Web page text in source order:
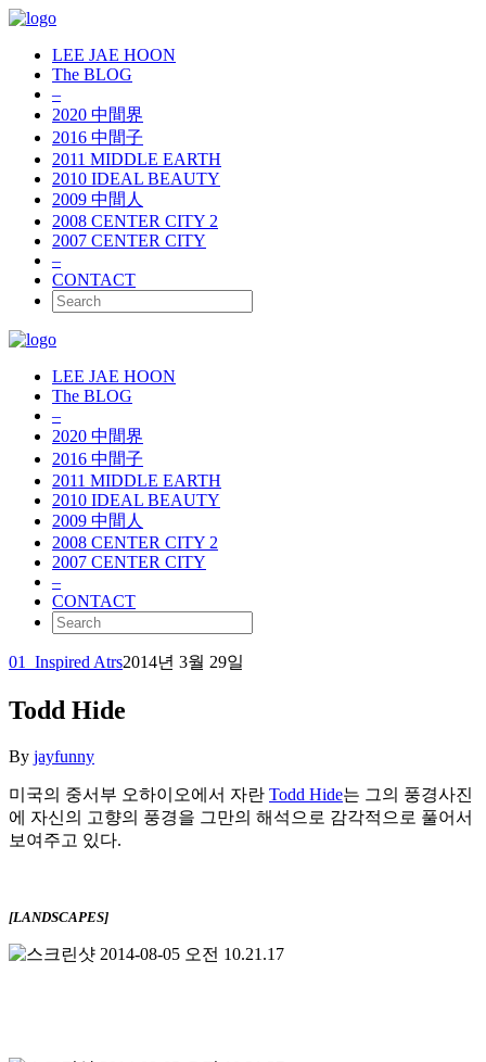
LEE JAE HOON
The BLOG
–
2020 中間界
2016 中間子
2011 MIDDLE EARTH
2010 IDEAL BEAUTY
2009 中間人
2008 CENTER CITY 2
2007 CENTER CITY
–
CONTACT
LEE JAE HOON
The BLOG
–
2020 中間界
2016 中間子
2011 MIDDLE EARTH
2010 IDEAL BEAUTY
2009 中間人
2008 CENTER CITY 2
2007 CENTER CITY
–
CONTACT
01_Inspired Atrs2014년 3월 29일
Todd Hide
By jayfunny
미국의 중서부 오하이오에서 자란 Todd Hide는 그의 풍경사진
에 자신의 고향의 풍경을 그만의 해석으로 감각적으로 풀어서
보여주고 있다.
[LANDSCAPES]